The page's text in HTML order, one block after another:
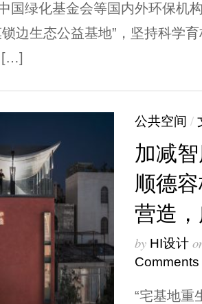
国绿化基金会等国内外环保机
边生态公益基地”，坚持科学
[…]
公共空间 /
加减
顺德
营造
by HI设计
Comments
“宅基地重